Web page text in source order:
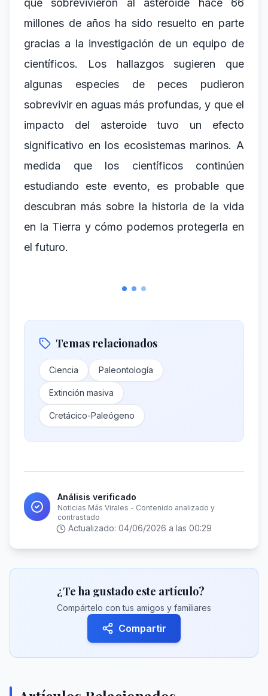
que sobrevivieron al asteroide hace 66
millones de años ha sido resuelto en parte
gracias a la investigación de un equipo de
científicos. Los hallazgos sugieren que
algunas especies de peces pudieron
sobrevivir en aguas más profundas, y que el
impacto del asteroide tuvo un efecto
significativo en los ecosistemas marinos. A
medida que los científicos continúen
estudiando este evento, es probable que
descubran más sobre la historia de la vida
en la Tierra y cómo podemos protegerla en
el futuro.
Temas relacionados
Ciencia Paleontología
Extinción masiva
Cretácico-Paleógeno
Análisis verificado
Noticias Más Virales - Contenido analizado y
contrastado
Actualizado: 04/06/2026 a las 00:29
¿Te ha gustado este artículo?
Compártelo con tus amigos y familiares
Compartir